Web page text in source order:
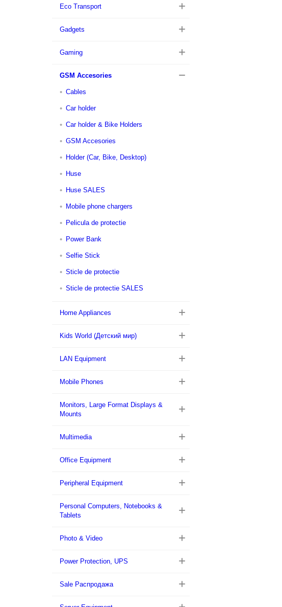
Eco Transport
Gadgets
Gaming
GSM Accesories
Cables
Car holder
Car holder & Bike Holders
GSM Accesories
Holder (Car, Bike, Desktop)
Huse
Huse SALES
Mobile phone chargers
Pelicula de protectie
Power Bank
Selfie Stick
Sticle de protectie
Sticle de protectie SALES
Home Appliances
Kids World (Детский мир)
LAN Equipment
Mobile Phones
Monitors, Large Format Displays &
Mounts
Multimedia
Office Equipment
Peripheral Equipment
Personal Computers, Notebooks &
Tablets
Photo & Video
Power Protection, UPS
Sale Распродажа